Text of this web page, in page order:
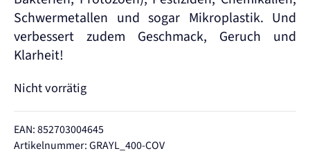
Schwermetallen und sogar Mikroplastik. Und
verbessert zudem Geschmack, Geruch und
Klarheit!
Nicht vorrätig
EAN: 852703004645
Artikelnummer:GRAYL_400-COV